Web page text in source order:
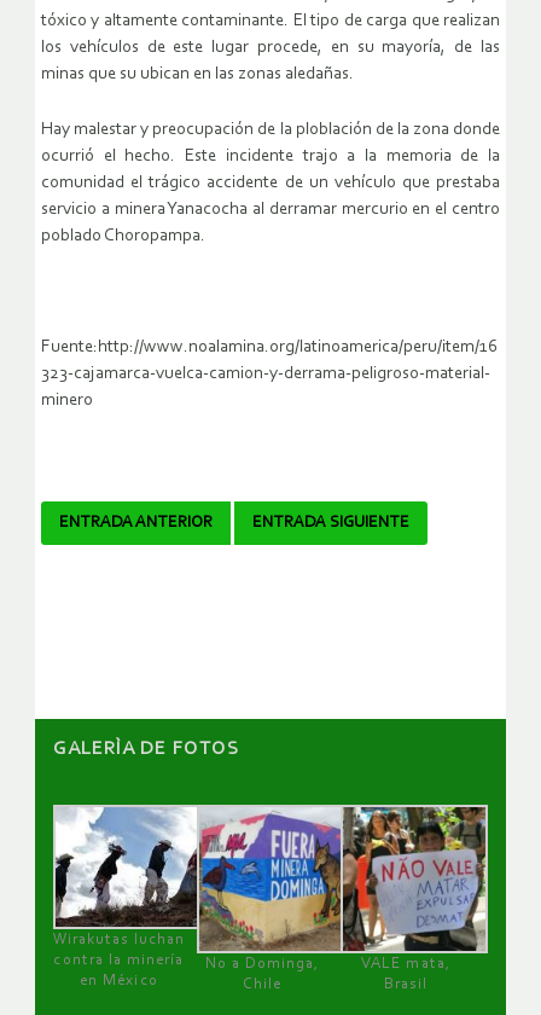
tóxico y altamente contaminante. El tipo de carga que realizan
los vehículos de este lugar procede, en su mayoría, de las
minas que su ubican en las zonas aledañas.
Hay malestar y preocupación de la ploblación de la zona donde
ocurrió el hecho. Este incidente trajo a la memoria de la
comunidad el trágico accidente de un vehículo que prestaba
servicio a minera Yanacocha al derramar mercurio en el centro
poblado Choropampa.
Fuente:http://www.noalamina.org/latinoamerica/peru/item/16
323-cajamarca-vuelca-camion-y-derrama-peligroso-material-
minero
Navegador
ENTRADA ANTERIOR ENTRADA SIGUIENTE
GALERÌA DE FOTOS
Wirakutas luchan
contra la minería
en México
No a Dominga,
Chile
VALE mata,
Brasil